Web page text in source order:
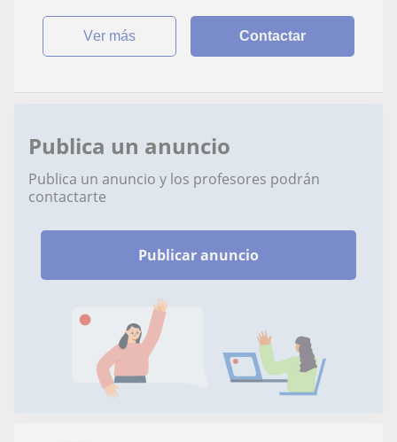
ver más Contactar
Publica un anuncio
Publica un anuncio y los profesores podrán
contactarte
Publicar anuncio